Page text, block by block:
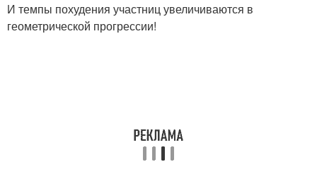
И темпы похудения участниц увеличиваются в
геометрической прогрессии!